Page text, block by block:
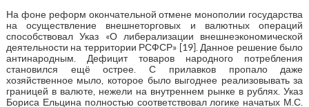
На фоне реформ окончательной отмене монополии государства
на осуществление внешнеторговых и валютных операций
способствовал Указ «О либерализации внешнеэкономической
деятельности на территории РСФСР» [19]. Данное решение было
антинародным. Дефицит товаров народного потребления
становился ещё острее. С прилавков пропало даже
хозяйственное мыло, которое было выгоднее реализовывать за
границей в валюте, нежели на внутреннем рынке в рублях. Указ
Бориса Ельцина полностью соответствовал логике начатых М.С.